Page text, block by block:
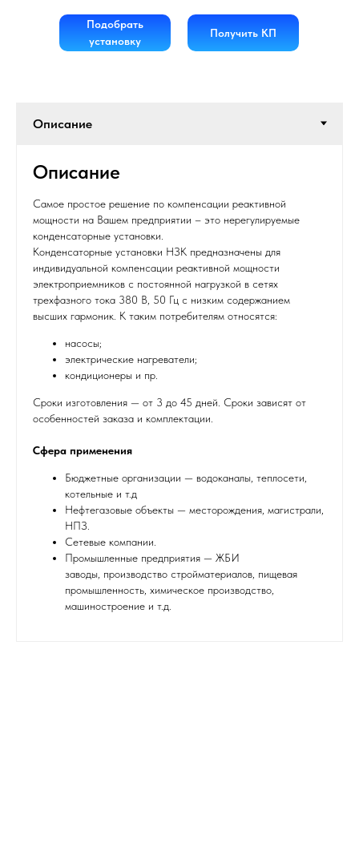
Подобрать
установку
Получить КП
Описание
Самое простое решение по компенсации реактивной
мощности на Вашем предприятии – это нерегулируемые
конденсаторные установки.
Конденсаторные установки НЗК предназначены для
индивидуальной компенсации реактивной мощности
электроприемников с постоянной нагрузкой в сетях
трехфазного тока 380 В, 50 Гц с низким содержанием
высших гармоник. К таким потребителям относятся:
насосы;
электрические нагреватели;
кондиционеры и пр.
Сроки изготовления — от 3 до 45 дней. Сроки зависят от
особенностей заказа и комплектации.
Сфера применения
Бюджетные организации — водоканалы, теплосети,
котельные и т.д
Нефтегазовые объекты — месторождения, магистрали,
НПЗ.
Сетевые компании.
Промышленные предприятия — ЖБИ
заводы, производство стройматериалов, пищевая
промышленность, химическое производство,
машиностроение и т.д.